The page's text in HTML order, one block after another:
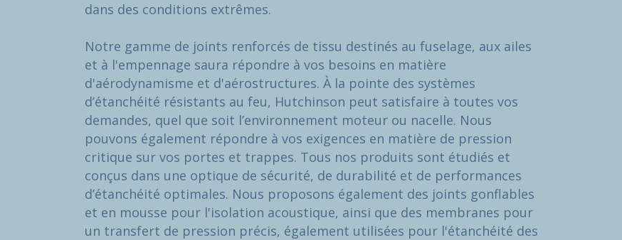
dans des conditions extrêmes.
Notre gamme de joints renforcés de tissu destinés au fuselage, aux ailes
et à l'empennage saura répondre à vos besoins en matière
d'aérodynamisme et d'aérostructures. À la pointe des systèmes
d’étanchéité résistants au feu, Hutchinson peut satisfaire à toutes vos
demandes, quel que soit l’environnement moteur ou nacelle. Nous
pouvons également répondre à vos exigences en matière de pression
critique sur vos portes et trappes. Tous nos produits sont étudiés et
conçus dans une optique de sécurité, de durabilité et de performances
d’étanchéité optimales. Nous proposons également des joints gonflables
et en mousse pour l'isolation acoustique, ainsi que des membranes pour
un transfert de pression précis, également utilisées pour l'étanchéité des